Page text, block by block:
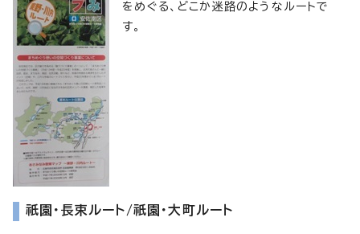
をめぐる、どこか迷路のようなルートで
す。
祇園・長束ルート/祇園・大町ルート